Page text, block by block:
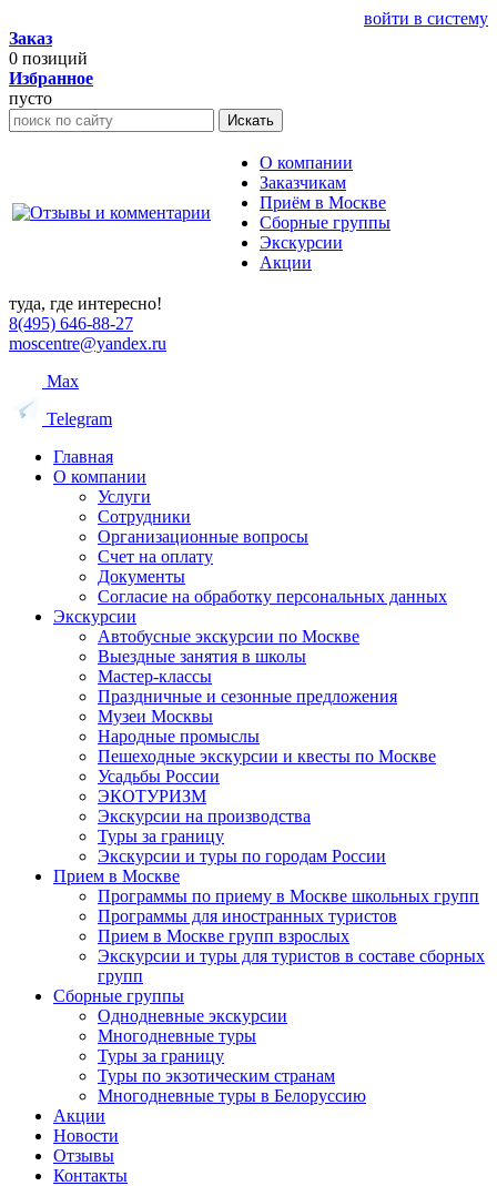
войти в систему
Заказ
0 позиций
Избранное
пусто
Искать
О компании
Заказчикам
Приём в Москве
Сборные группы
Экскурсии
Акции
туда, где интересно!
8(495) 646-88-27
moscentre@yandex.ru
Max
Telegram
Главная
О компании
Услуги
Сотрудники
Организационные вопросы
Счет на оплату
Документы
Согласие на обработку персональных данных
Экскурсии
Автобусные экскурсии по Москве
Выездные занятия в школы
Мастер-классы
Праздничные и сезонные предложения
Музеи Москвы
Народные промыслы
Пешеходные экскурсии и квесты по Москве
Усадьбы России
ЭКОТУРИЗМ
Экскурсии на производства
Туры за границу
Экскурсии и туры по городам России
Прием в Москве
Программы по приему в Москве школьных групп
Программы для иностранных туристов
Прием в Москве групп взрослых
Экскурсии и туры для туристов в составе сборных
групп
Сборные группы
Однодневные экскурсии
Многодневные туры
Туры за границу
Туры по экзотическим странам
Многодневные туры в Белоруссию
Акции
Новости
Отзывы
Контакты